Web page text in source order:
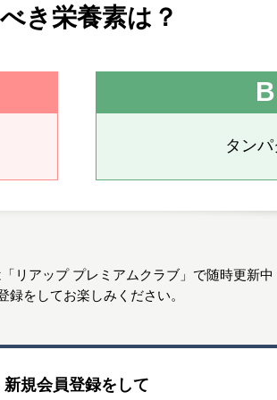
き栄養素は？
B
タン
「リアップ プレミアムクラブ」で随時更新中
録をしてお楽しみください。
新規会員登録をして